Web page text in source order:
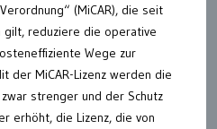
(MiCAR), die seit
gilt, reduziere die operative
Wege zur
der MiCAR-Lizenz werden die
strenger und der Schutz
erhöht, die Lizenz, die von